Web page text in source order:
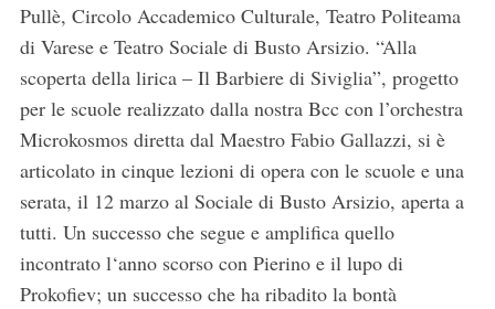
Pullè, Circolo Accademico Culturale, Teatro Politeama
di Varese e Teatro Sociale di Busto Arsizio. “Alla
scoperta della lirica – Il Barbiere di Siviglia”, progetto
per le scuole realizzato dalla nostra Bcc con l’orchestra
Microkosmos diretta dal Maestro Fabio Gallazzi, si è
articolato in cinque lezioni di opera con le scuole e una
serata, il 12 marzo al Sociale di Busto Arsizio, aperta a
tutti. Un successo che segue e amplifica quello
incontrato l‘anno scorso con Pierino e il lupo di
Prokofiev; un successo che ha ribadito la bontà